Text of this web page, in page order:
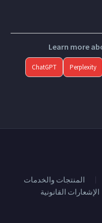
Learn more
ChatGPT Perplexity
المنتجات والخدمات
الإشعارات القانونية